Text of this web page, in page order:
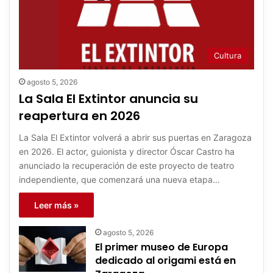
Cultura
agosto 5, 2026
La Sala El Extintor anuncia su
reapertura en 2026
La Sala El Extintor volverá a abrir sus puertas en Zaragoza
en 2026. El actor, guionista y director Óscar Castro ha
anunciado la recuperación de este proyecto de teatro
independiente, que comenzará una nueva etapa…
Leer más »
agosto 5, 2026
El primer museo de Europa
dedicado al origami está en